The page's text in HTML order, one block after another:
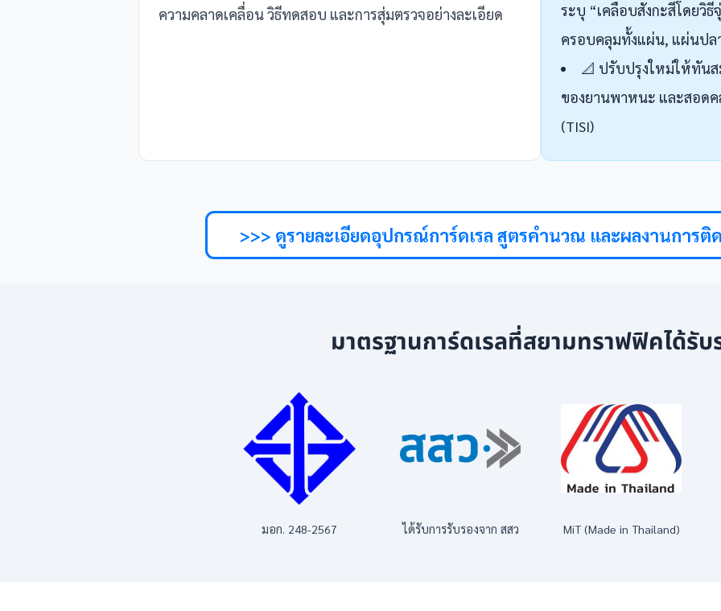
ความคลาดเคลื่อน วิธีทดสอบ และการสุ่มตรวจอย่างละเอียด
ระบุ “เคลือบสังกะสีโดยวิ
ครอบคลุมทั้งแผ่น, แผ่นปล
📐 ปรับปรุงใหม่ให้ทันส
ของยานพาหนะ และสอด
(TISI)
>>> ดูรายละเอียดอุปกรณ์การ์ดเรล สูตรคำนวณ และผลงานการติ
มาตรฐานการ์ดเรลที่สยามทราฟฟิคได้รับ
มอก. 248-2567 ได้รับการรับรองจาก สสว MiT (Made in Thailand)